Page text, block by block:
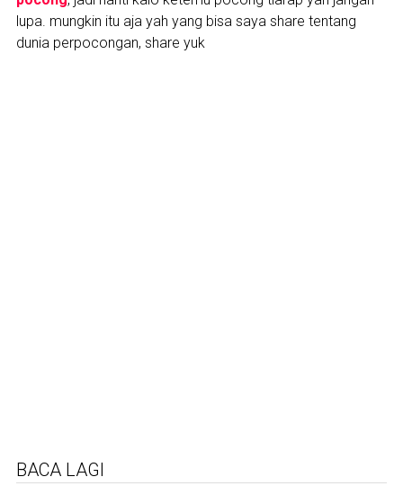
lupa. mungkin itu aja yah yang bisa saya share tentang
dunia perpocongan, share yuk
BACA LAGI